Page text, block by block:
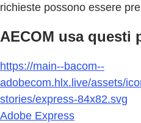
richieste possono essere
AECOM usa questi
https://main--bacom--
adobecom.hlx.live/assets/
stories/express-84x82.svg
Adobe Express